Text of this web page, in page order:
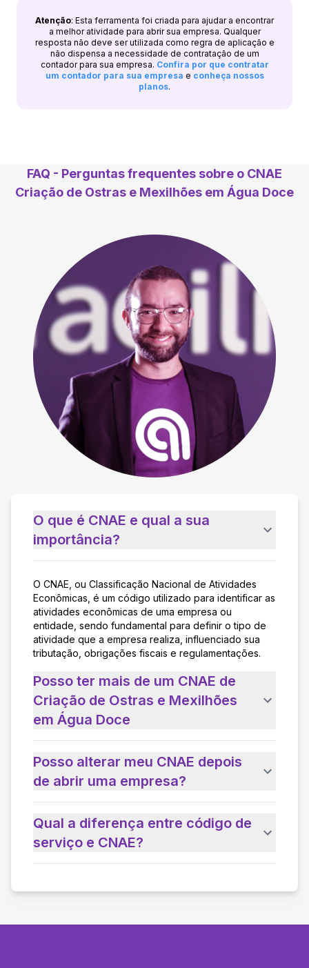
Atenção: Esta ferramenta foi criada para ajudar a encontrar
a melhor atividade para abrir sua empresa. Qualquer
resposta não deve ser utilizada como regra de aplicação e
não dispensa a necessidade de contratação de um
contador para sua empresa. Confira por que contratar
um contador para sua empresa e conheça nossos
planos.
FAQ - Perguntas frequentes sobre o CNAE
Criação de Ostras e Mexilhões em Água Doce
O que é CNAE e qual a sua
importância?
O CNAE, ou Classificação Nacional de Atividades
Econômicas, é um código utilizado para identificar as
atividades econômicas de uma empresa ou
entidade, sendo fundamental para definir o tipo de
atividade que a empresa realiza, influenciado sua
tributação, obrigações fiscais e regulamentações.
Posso ter mais de um CNAE de
Criação de Ostras e Mexilhões
em Água Doce
Posso alterar meu CNAE depois
de abrir uma empresa?
Qual a diferença entre código de
serviço e CNAE?